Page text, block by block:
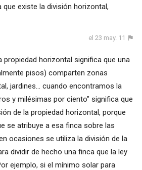
existe la división horizontal,
el 23 may. 11
propiedad horizontal significa que una
pisos) comparten zonas
jardines... cuando encontramos la
y milésimas por ciento" significa que
de la propiedad horizontal, porque
se atribuye a esa finca sobre las
ocasiones se utiliza la división de la
dividir de hecho una finca que la ley
ejemplo, si el mínimo solar para